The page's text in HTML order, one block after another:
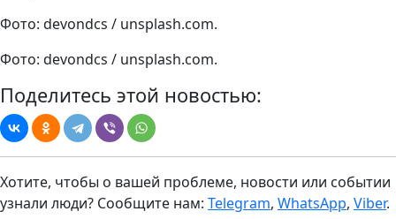
Фото: devondcs / unsplash.com.
Фото: devondcs / unsplash.com.
Поделитесь этой новостью:
Хотите, чтобы о вашей проблеме, новости или событии
узнали люди? Сообщите нам: Telegram, WhatsApp, Viber.